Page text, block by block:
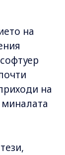
на
на